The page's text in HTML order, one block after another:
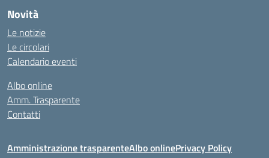
Novità
Le notizie
Le circolari
Calendario eventi
Albo online
Amm. Trasparente
Contatti
Amministrazione trasparenteAlbo onlinePrivacy Policy